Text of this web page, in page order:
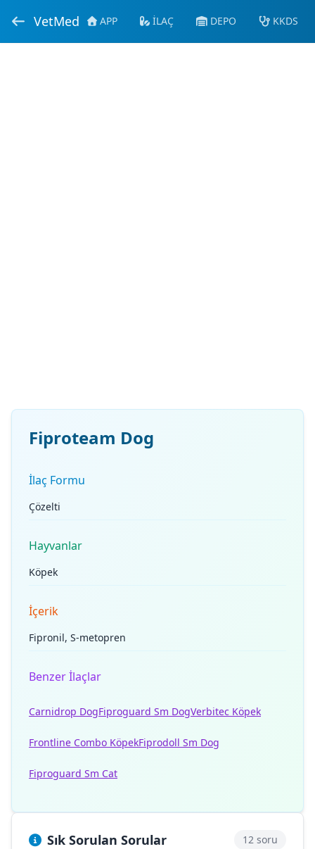
VetMed APP İLAÇ DEPO KKDS
Fiproteam Dog
İlaç Formu
Çözelti
Hayvanlar
Köpek
İçerik
Fipronil, S-metopren
Benzer İlaçlar
Carnidrop DogFiproguard Sm DogVerbitec Köpek
Frontline Combo KöpekFiprodoll Sm Dog
Fiproguard Sm Cat
Sık Sorulan Sorular 12 soru